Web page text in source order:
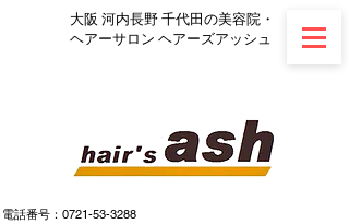
大阪 河内長野 千代田の美容院・
ヘアーサロン ヘアーズアッシュ
電話番号：0721-53-3288